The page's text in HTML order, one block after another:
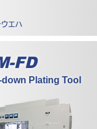
エハ
FD
Plating Tool